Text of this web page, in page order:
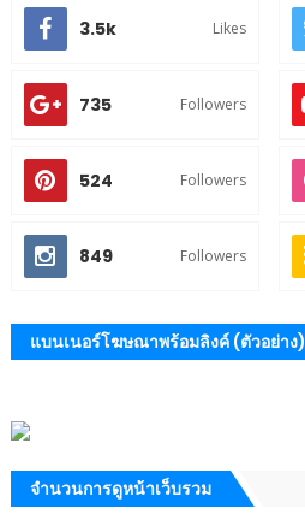
3.5k Likes
735 Followers
524 Followers
849 Followers
แบนเนอร์โฆษณาพร้อมลิงค์ (ตัวอย่าง)
จำนวนการดูหน้าเว็บรวม